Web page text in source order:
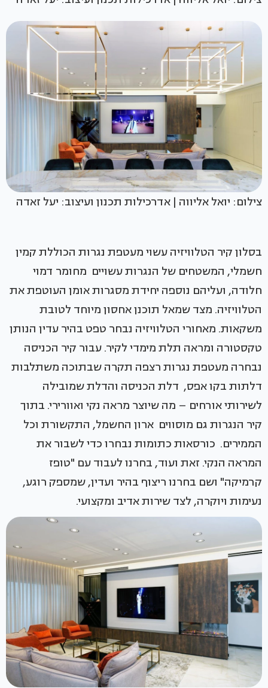
צילום: יואל אליווה | אדרכילות תכנון ועיצוב: יעל זאדה
בסלון קיר הטלוויזיה עשוי מעטפת נגרות הכוללת קמין
חשמלי, המשטחים של הנגרות עשויים מחומר דמוי
חלודה, ועליהם נוספה יחידת מסגרות אומן העוטפת את
הטלוויזיה. מצד שמאל תוכנן אחסון מיוחד לטובת
משקאות. מאחורי הטלוויזיה נבחר טפט בהיר עדין הנותן
טקסטורה ומראה תלת מימדי לקיר. עבור קיר הכניסה
נבחרה מעטפת נגרות רצפה תקרה שבתוכה משתלבות
דלתות בקו אפס, דלת הכניסה והדלת שמובילה
לשירותי אורחים – מה שיוצר מראה נקי ואוורירי. בתוך
קיר הנגרות גם מוסווים ארון החשמל, התקשורת וכל
הממירים. כורסאות כתומות נבחרו כדי לשבור את
המראה הנקי. זאת ועוד, בחרנו לעבוד עם "טופז
קרמיקה" ושם בחרנו ריצוף בהיר ועדין, שמספק רוגע,
נעימות ויוקרה, לצד שירות אדיב ומקצועי.